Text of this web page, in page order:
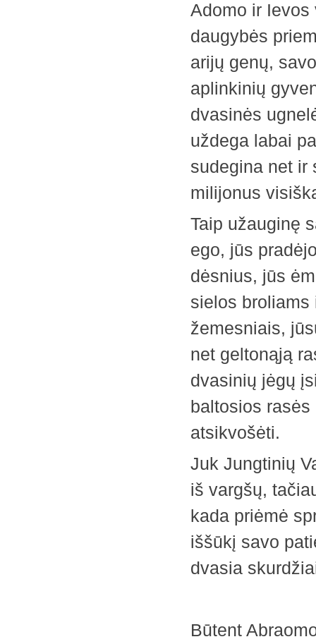
Adomo ir
daugybės
arijų genų,
aplinkinių
dvasinės
uždega labai
sudegina net ir
milijonus
Taip užauginę
ego, jūs
dėsnius, jūs
sielos
žemesniais,
net geltonąją
dvasinių jėgų
baltosios
atsikvošėti.
Juk Jungtinių
iš vargšų,
kada priėmė
iššūkį savo
dvasia
Būtent